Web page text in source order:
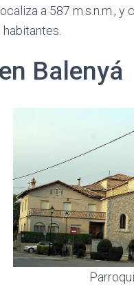
a 587 m.s.n.m., y
Balenyá